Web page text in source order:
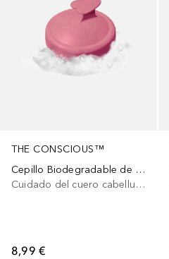
THE CONSCIOUS™
Cepillo Biodegradable de Masaje para lavar el Cabello Pink
Cuidado del cuero cabelludo
8,99 €